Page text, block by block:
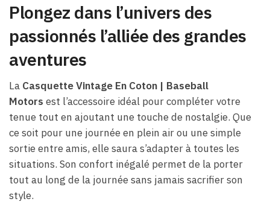
Plongez dans l’univers des
passionnés l’alliée des grandes
aventures
La Casquette Vintage En Coton | Baseball
Motors est l’accessoire idéal pour compléter votre
tenue tout en ajoutant une touche de nostalgie. Que
ce soit pour une journée en plein air ou une simple
sortie entre amis, elle saura s’adapter à toutes les
situations. Son confort inégalé permet de la porter
tout au long de la journée sans jamais sacrifier son
style.